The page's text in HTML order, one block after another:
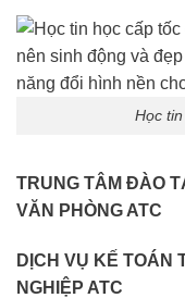
Học
TRUNG TÂM ĐÀO
VĂN PHÒNG ATC
DỊCH VỤ KẾ TOÁN
NGHIỆP ATC